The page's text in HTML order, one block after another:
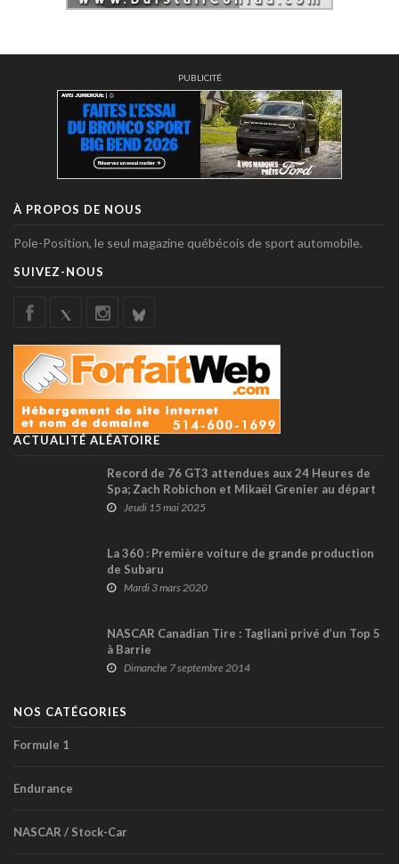
PUBLICITÉ
À PROPOS DE NOUS
Pole-Position, le seul magazine québécois de sport automobile.
SUIVEZ-NOUS
ACTUALITÉ ALÉATOIRE
Record de 76 GT3 attendues aux 24 Heures de
Spa; Zach Robichon et Mikaël Grenier au départ
Jeudi 15 mai 2025
La 360 : Première voiture de grande production
de Subaru
Mardi 3 mars 2020
NASCAR Canadian Tire : Tagliani privé d’un Top 5
à Barrie
Dimanche 7 septembre 2014
NOS CATÉGORIES
Formule 1
Endurance
NASCAR / Stock-Car